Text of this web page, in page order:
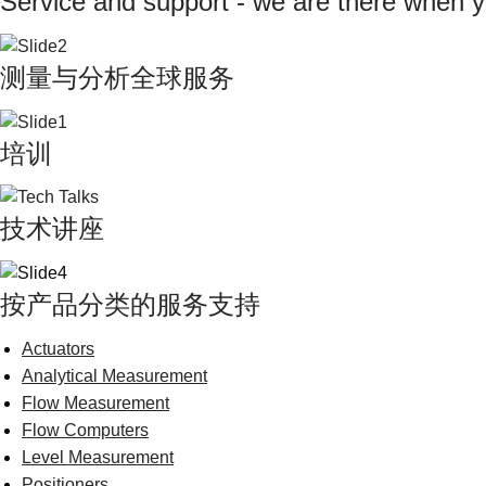
测量与分析全球服务
培训
技术讲座
按产品分类的服务支持
Actuators
Analytical Measurement
Flow Measurement
Flow Computers
Level Measurement